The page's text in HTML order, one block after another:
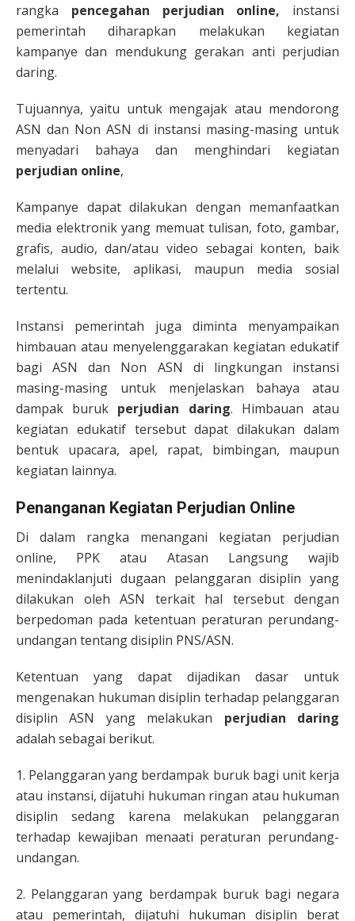
rangka pencegahan perjudian online, instansi
pemerintah diharapkan melakukan kegiatan
kampanye dan mendukung gerakan anti perjudian
daring.
Tujuannya, yaitu untuk mengajak atau mendorong
ASN dan Non ASN di instansi masing-masing untuk
menyadari bahaya dan menghindari kegiatan
perjudian online,
Kampanye dapat dilakukan dengan memanfaatkan
media elektronik yang memuat tulisan, foto, gambar,
grafis, audio, dan/atau video sebagai konten, baik
melalui website, aplikasi, maupun media sosial
tertentu.
Instansi pemerintah juga diminta menyampaikan
himbauan atau menyelenggarakan kegiatan edukatif
bagi ASN dan Non ASN di lingkungan instansi
masing-masing untuk menjelaskan bahaya atau
dampak buruk perjudian daring. Himbauan atau
kegiatan edukatif tersebut dapat dilakukan dalam
bentuk upacara, apel, rapat, bimbingan, maupun
kegiatan lainnya.
Penanganan Kegiatan Perjudian Online
Di dalam rangka menangani kegiatan perjudian
online, PPK atau Atasan Langsung wajib
menindaklanjuti dugaan pelanggaran disiplin yang
dilakukan oleh ASN terkait hal tersebut dengan
berpedoman pada ketentuan peraturan perundang-
undangan tentang disiplin PNS/ASN.
Ketentuan yang dapat dijadikan dasar untuk
mengenakan hukuman disiplin terhadap pelanggaran
disiplin ASN yang melakukan perjudian daring
adalah sebagai berikut.
1. Pelanggaran yang berdampak buruk bagi unit kerja
atau instansi, dijatuhi hukuman ringan atau hukuman
disiplin sedang karena melakukan pelanggaran
terhadap kewajiban menaati peraturan perundang-
undangan.
2. Pelanggaran yang berdampak buruk bagi negara
atau pemerintah, dijatuhi hukuman disiplin berat